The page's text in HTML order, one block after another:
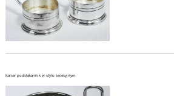
Kaiser podstakannik w stylu secesyjnym